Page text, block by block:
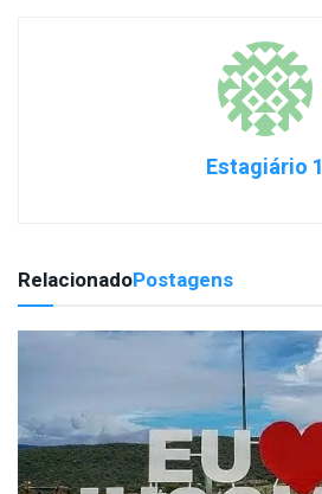
Estagiário 1
RelacionadoPostagens